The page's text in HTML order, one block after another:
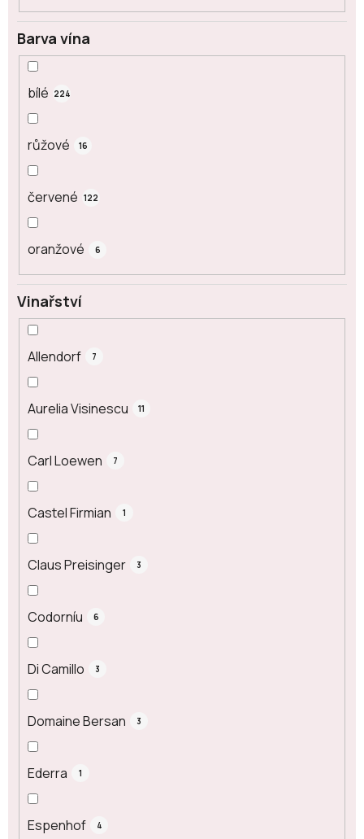
Barva vína
bílé 224
růžové 16
červené 122
oranžové 6
Vinařství
Allendorf 7
Aurelia Visinescu 11
Carl Loewen 7
Castel Firmian 1
Claus Preisinger 3
Codorníu 6
Di Camillo 3
Domaine Bersan 3
Ederra 1
Espenhof 4